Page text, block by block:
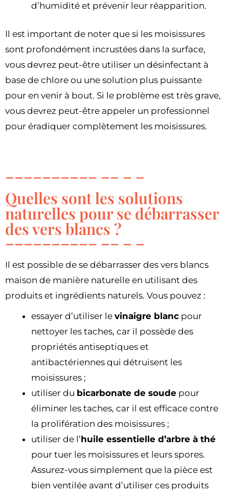
d’humidité et prévenir leur réapparition.
Il est important de noter que si les moisissures
sont profondément incrustées dans la surface,
vous devrez peut-être utiliser un désinfectant à
base de chlore ou une solution plus puissante
pour en venir à bout. Si le problème est très grave,
vous devrez peut-être appeler un professionnel
pour éradiquer complètement les moisissures.
Quelles sont les solutions
naturelles pour se débarrasser
des vers blancs ?
Il est possible de se débarrasser des vers blancs
maison de manière naturelle en utilisant des
produits et ingrédients naturels. Vous pouvez :
essayer d’utiliser le vinaigre blanc pour
nettoyer les taches, car il possède des
propriétés antiseptiques et
antibactériennes qui détruisent les
moisissures ;
utiliser du bicarbonate de soude pour
éliminer les taches, car il est efficace contre
la prolifération des moisissures ;
utiliser de l’huile essentielle d’arbre à thé
pour tuer les moisissures et leurs spores.
Assurez-vous simplement que la pièce est
bien ventilée avant d’utiliser ces produits